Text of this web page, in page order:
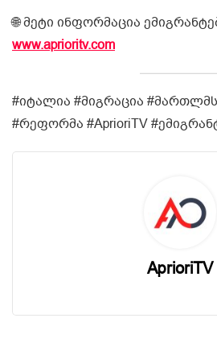
🌐 მეტი ინფორმაცია
www.aprioritv.com
#იტალია #მიგრაცია
#რეფორმა #AprioriTV
AprioriTV